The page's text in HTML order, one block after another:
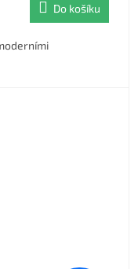
Do košíku